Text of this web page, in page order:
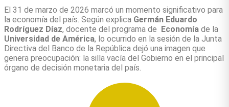
El 31 de marzo de 2026 marcó un momento significativo para
la economía del país. Según explica Germán Eduardo
Rodríguez Díaz, docente del programa de Economía de la
Universidad de América, lo ocurrido en la sesión de la Junta
Directiva del Banco de la República dejó una imagen que
genera preocupación: la silla vacía del Gobierno en el principal
órgano de decisión monetaria del país.